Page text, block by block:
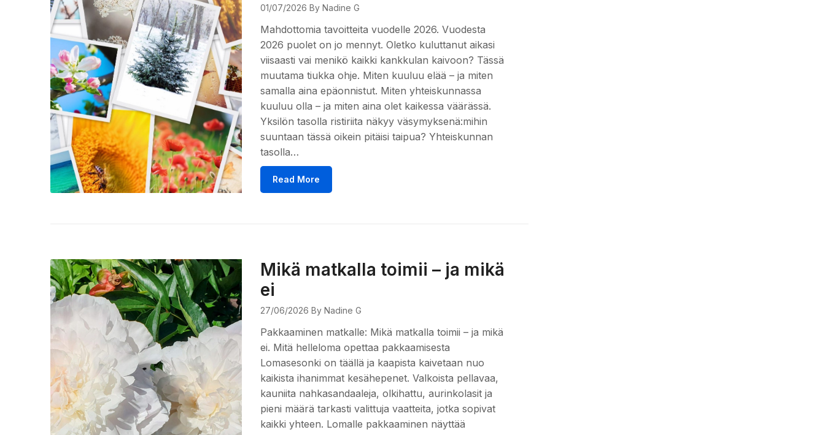
01/07/2026 By Nadine G
Mahdottomia tavoitteita vuodelle 2026. Vuodesta
2026 puolet on jo mennyt. Oletko kuluttanut aikasi
viisaasti vai menikö kaikki kankkulan kaivoon? Tässä
muutama tiukka ohje. Miten kuuluu elää – ja miten
samalla aina epäonnistut. Miten yhteiskunnassa
kuuluu olla – ja miten aina olet kaikessa väärässä.
Yksilön tasolla ristiriita näkyy väsymyksenä:mihin
suuntaan tässä oikein pitäisi taipua? Yhteiskunnan
tasolla…
Read More
Mikä matkalla toimii – ja mikä
ei
27/06/2026 By Nadine G
Pakkaaminen matkalle: Mikä matkalla toimii – ja mikä
ei. Mitä helleloma opettaa pakkaamisesta
Lomasesonki on täällä ja kaapista kaivetaan nuo
kaikista ihanimmat kesähepenet. Valkoista pellavaa,
kauniita nahkasandaaleja, olkihattu, aurinkolasit ja
pieni määrä tarkasti valittuja vaatteita, jotka sopivat
kaikki yhteen. Lomalle pakkaaminen näyttää